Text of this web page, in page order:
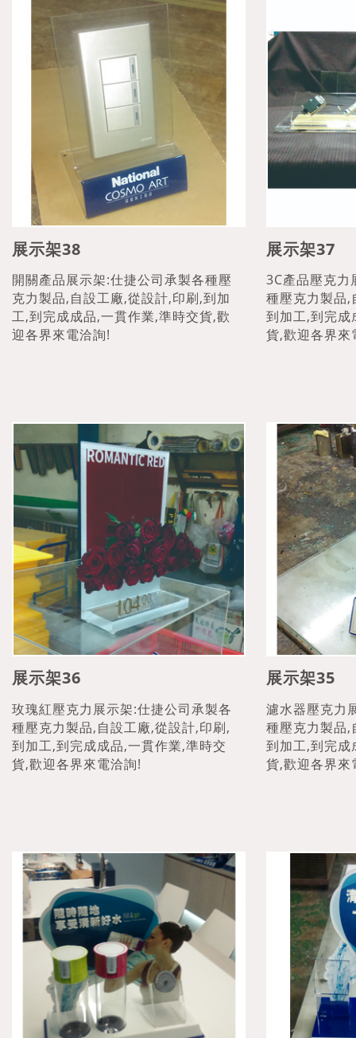
展示架38
開關產品展示架:仕捷公司承製各種壓
克力製品,自設工廠,從設計,印刷,到加
工,到完成成品,一貫作業,準時交貨,歡
迎各界來電洽詢!
展示架37
3C產品壓克力
種壓克力製品
到加工,到完
貨,歡迎各界來
展示架36
玫瑰紅壓克力展示架:仕捷公司承製各
種壓克力製品,自設工廠,從設計,印刷,
到加工,到完成成品,一貫作業,準時交
貨,歡迎各界來電洽詢!
展示架35
濾水器壓克力
種壓克力製品
到加工,到完
貨,歡迎各界來